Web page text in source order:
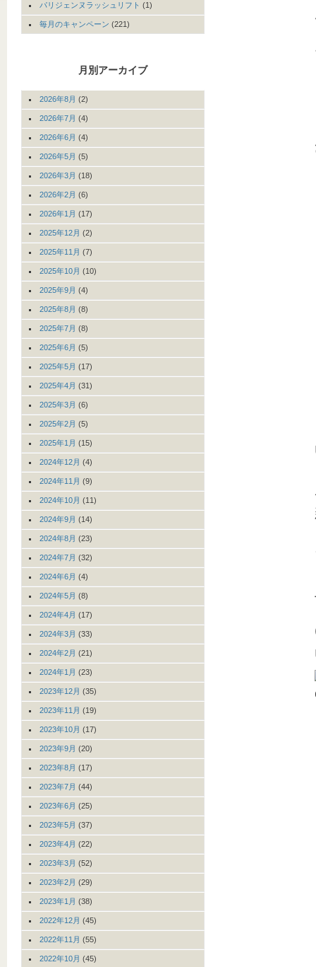
パリジェンヌラッシュリフト (1)
毎月のキャンペーン (221)
月別アーカイブ
2026年8月 (2)
2026年7月 (4)
2026年6月 (4)
2026年5月 (5)
2026年3月 (18)
2026年2月 (6)
2026年1月 (17)
2025年12月 (2)
2025年11月 (7)
2025年10月 (10)
2025年9月 (4)
2025年8月 (8)
2025年7月 (8)
2025年6月 (5)
2025年5月 (17)
2025年4月 (31)
2025年3月 (6)
2025年2月 (5)
2025年1月 (15)
2024年12月 (4)
2024年11月 (9)
2024年10月 (11)
2024年9月 (14)
2024年8月 (23)
2024年7月 (32)
2024年6月 (4)
2024年5月 (8)
2024年4月 (17)
2024年3月 (33)
2024年2月 (21)
2024年1月 (23)
2023年12月 (35)
2023年11月 (19)
2023年10月 (17)
2023年9月 (20)
2023年8月 (17)
2023年7月 (44)
2023年6月 (25)
2023年5月 (37)
2023年4月 (22)
2023年3月 (52)
2023年2月 (29)
2023年1月 (38)
2022年12月 (45)
2022年11月 (55)
2022年10月 (45)